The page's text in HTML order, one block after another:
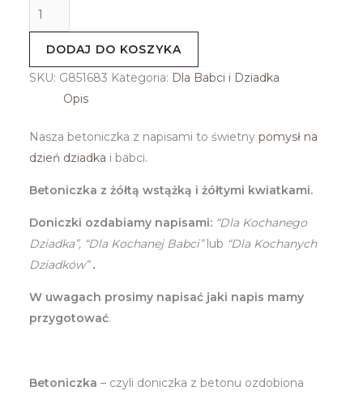
DODAJ DO KOSZYKA
SKU: G851683 Kategoria: Dla Babci i Dziadka
Opis
Nasza betoniczka z napisami to świetny pomysł na
dzień dziadka i babci.
Betoniczka z żółtą wstążką i żółtymi kwiatkami.
Doniczki ozdabiamy napisami: “Dla Kochanego
Dziadka”, “Dla Kochanej Babci”lub “Dla Kochanych
Dziadków”.
W uwagach prosimy napisać jaki napis mamy
przygotować.
Betoniczka – czyli doniczka z betonu ozdobiona